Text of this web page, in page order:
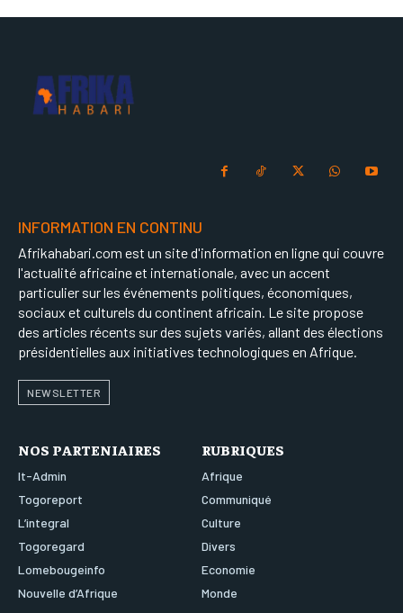
INFORMATION EN CONTINU
Afrikahabari.com est un site d'information en ligne qui couvre
l'actualité africaine et internationale, avec un accent
particulier sur les événements politiques, économiques,
sociaux et culturels du continent africain. Le site propose
des articles récents sur des sujets variés, allant des élections
présidentielles aux initiatives technologiques en Afrique.
NEWSLETTER
NOS PARTENIAIRES
It-Admin
Togoreport
L’integral
Togoregard
Lomebougeinfo
Nouvelle d’Afrique
RUBRIQUES
Afrique
Communiqué
Culture
Divers
Economie
Monde